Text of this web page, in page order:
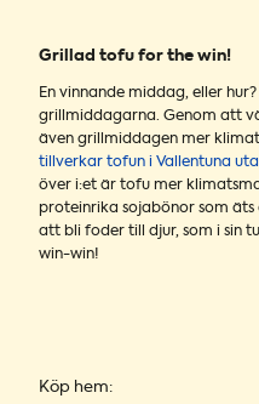
Grillad tofu for the win!
En vinnande middag, eller
grillmiddagarna. Genom att
även grillmiddagen mer
tillverkar tofun i Vallentuna
över i:et är tofu mer
proteinrika sojabönor som
att bli foder till djur, som i sin
win-win!
Köp hem: